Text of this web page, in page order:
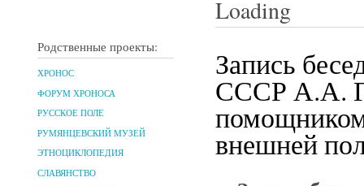
Родственные проекты:
ХРОНОС
ФОРУМ ХРОНОСА
РУССКОЕ ПОЛЕ
РУМЯНЦЕВСКИЙ МУЗЕЙ
ЭТНОЦИКЛОПЕДИЯ
СЛАВЯНСТВО
Loading
Запись
СССР А.А.
внешней